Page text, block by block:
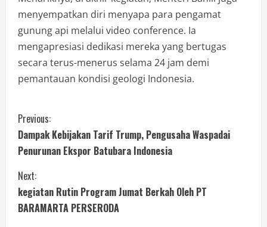
menyempatkan diri menyapa para pengamat
gunung api melalui video conference. Ia
mengapresiasi dedikasi mereka yang bertugas
secara terus-menerus selama 24 jam demi
pemantauan kondisi geologi Indonesia.
Previous:
Dampak Kebijakan Tarif Trump, Pengusaha Waspadai
Penurunan Ekspor Batubara Indonesia
Next:
kegiatan Rutin Program Jumat Berkah Oleh PT
BARAMARTA PERSERODA